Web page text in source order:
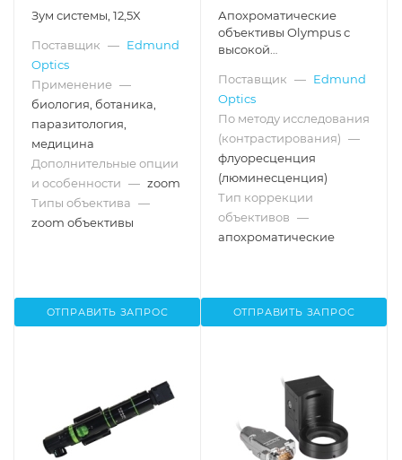
Зум системы, 12,5X
Поставщик — Edmund
Optics
Применение —
биология, ботаника,
паразитология,
медицина
Дополнительные опции
и особенности — zoom
Типы объектива —
zoom объективы
ОТПРАВИТЬ ЗАПРОС
Апохроматические
объективы Olympus с
высокой
флуоресценции
Поставщик — Edmund
Optics
По методу исследования
(контрастирования) —
флуоресценция
(люминесценция)
Тип коррекции
объективов —
апохроматические
ОТПРАВИТЬ ЗАПРОС